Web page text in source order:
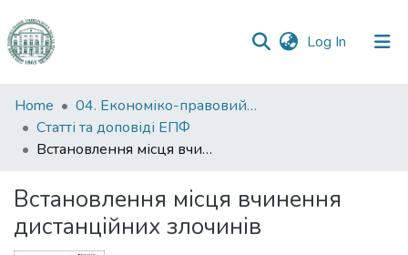
Log In (current)
Communities
&
Collections
Statistics
Home
04. Економіко-правовий факультет
Статті та доповіді ЕПФ
Встановлення місця вчинення дистанційних злочинів
Встановлення місця вчинення
дистанційних злочинів